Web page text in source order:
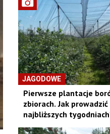
JAGODOWE
Pierwsze plantacje
zbiorach. Jak
najbliższych